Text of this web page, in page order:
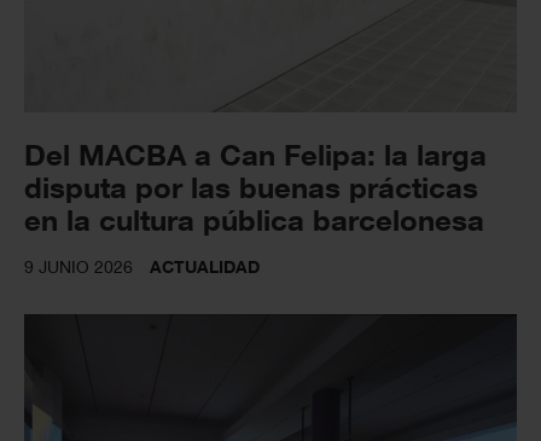
Del MACBA a Can Felipa: la larga
disputa por las buenas prácticas
en la cultura pública barcelonesa
9 JUNIO 2026 ACTUALIDAD